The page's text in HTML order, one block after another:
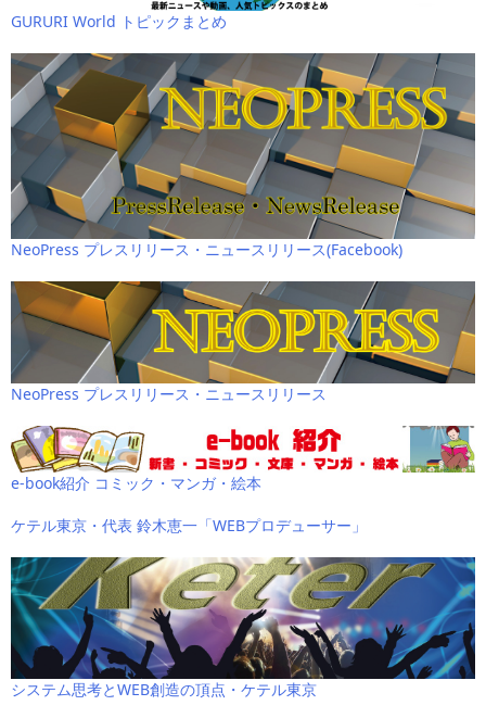
GURURI World トピックまとめ
NeoPress プレスリリース・ニュースリリース(Facebook)
NeoPress プレスリリース・ニュースリリース
e-book紹介 コミック・マンガ・絵本
ケテル東京・代表 鈴木恵一「WEBプロデューサー」
システム思考とWEB創造の頂点・ケテル東京